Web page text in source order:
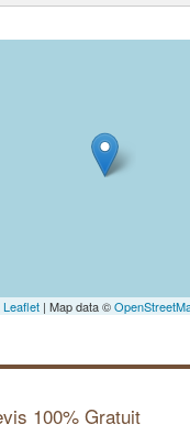
Leaflet | Map data ©
100% Gratuit